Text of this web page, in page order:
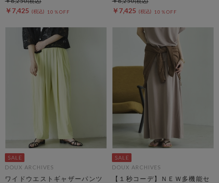
￥7,425 10％OFF ￥7,425 10％OFF
DOUX ARCHIVES
ワイドウエストギャザーパンツ
DOUX ARCHIVES
【１秒コーデ】ＮＥＷ多機能セ